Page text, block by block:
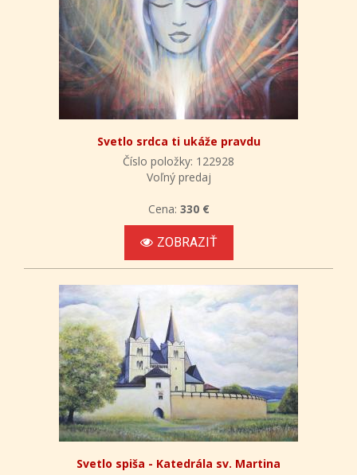
Svetlo srdca ti ukáže pravdu
Číslo položky: 122928
Voľný predaj
Cena: 330 €
ZOBRAZIŤ
Svetlo spiša - Katedrála sv. Martina